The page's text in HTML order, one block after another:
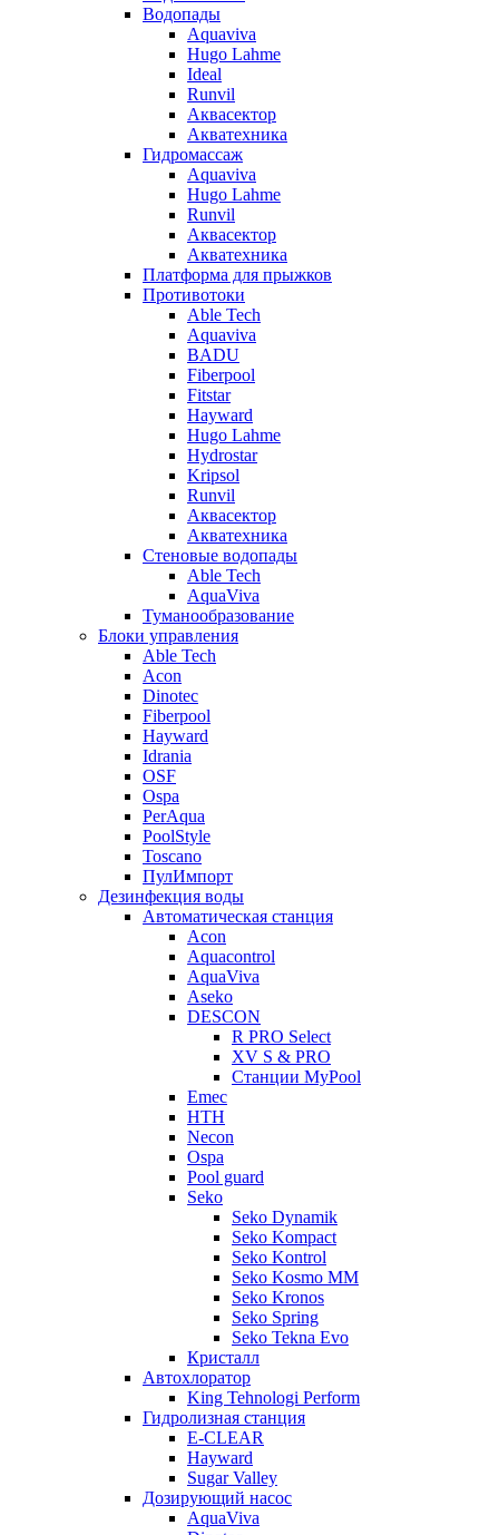
Водопады
Aquaviva
Hugo Lahme
Ideal
Runvil
Аквасектор
Акватехника
Гидромассаж
Aquaviva
Hugo Lahme
Runvil
Аквасектор
Акватехника
Платформа для прыжков
Противотоки
Able Tech
Aquaviva
BADU
Fiberpool
Fitstar
Hayward
Hugo Lahme
Hydrostar
Kripsol
Runvil
Аквасектор
Акватехника
Стеновые водопады
Able Tech
AquaViva
Туманообразование
Блоки управления
Able Tech
Acon
Dinotec
Fiberpool
Hayward
Idrania
OSF
Ospa
PerAqua
PoolStyle
Toscano
ПулИмпорт
Дезинфекция воды
Автоматическая станция
Acon
Aquacontrol
AquaViva
Aseko
DESCON
R PRO Select
XV S & PRO
Станции MyPool
Emec
HTH
Necon
Ospa
Pool guard
Seko
Seko Dynamik
Seko Kompact
Seko Kontrol
Seko Kosmo MM
Seko Kronos
Seko Spring
Seko Tekna Evo
Кристалл
Автохлоратор
King Tehnologi Perform
Гидролизная станция
E-CLEAR
Hayward
Sugar Valley
Дозирующий насос
AquaViva